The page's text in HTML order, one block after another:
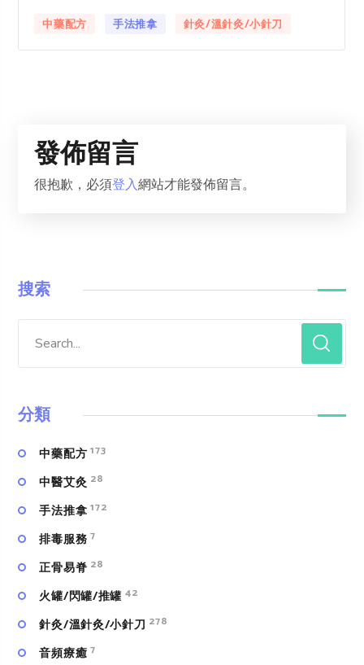
中藥配方 手法推拿 針灸/溫針灸/小針刀
發佈留言
很抱歉，必須登入網站才能發佈留言。
搜索
分類
中藥配方 173
中醫艾灸 28
手法推拿 172
排毒服務 7
正骨易脊 28
火罐/閃罐/推罐 42
針灸/溫針灸/小針刀 278
⾳頻療癒 7